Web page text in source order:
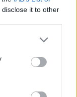
it to other
40 mil, y de
joselito son los
asi..